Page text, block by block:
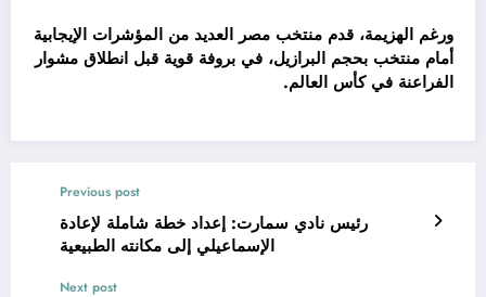
ورغم الهزيمة، قدم منتخب مصر العديد من المؤشرات الإيجابية
أمام منتخب بحجم البرازيل، في بروفة قوية قبل انطلاق مشوار
الفراعنة في كأس العالم.
Previous post
رئيس نادي سمارت: إعداد خطة شاملة لإعادة
الإسماعيلي إلى مكانته الطبيعية
Next post